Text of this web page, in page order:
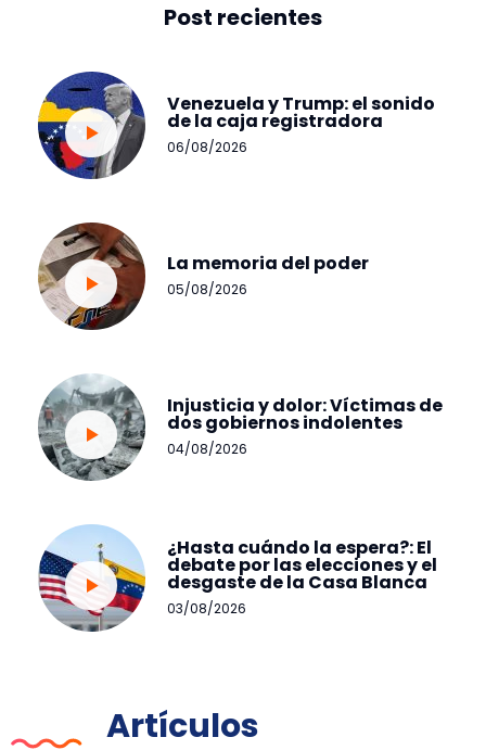
Post recientes
Venezuela y Trump: el sonido
de la caja registradora
06/08/2026
La memoria del poder
05/08/2026
Injusticia y dolor: Víctimas de
dos gobiernos indolentes
04/08/2026
¿Hasta cuándo la espera?: El
debate por las elecciones y el
desgaste de la Casa Blanca
03/08/2026
Artículos